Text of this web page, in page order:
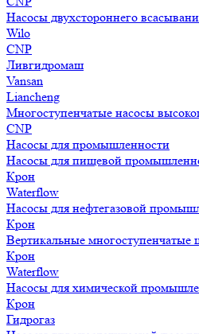
Насосы двухстороннего
Wilo
CNP
Ливгидромаш
Vansan
Liancheng
Многоступенчатые насосы
CNP
Насосы для промышленности
Насосы для пищевой
Крон
Waterflow
Насосы для нефтегазовой
Крон
Вертикальные многоступенчатые
Крон
Waterflow
Насосы для химической
Крон
Гидрогаз